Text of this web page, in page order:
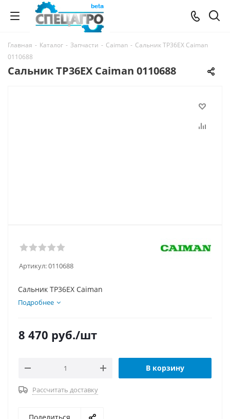
Главная - Каталог - Запчасти - Caiman - Сальник TP36EX Caiman
0110688
Сальник TP36EX Caiman 0110688
Артикул:0110688
Сальник TP36EX Caiman
Подробнее
8 470 руб./шт
В корзину
Рассчитать доставку